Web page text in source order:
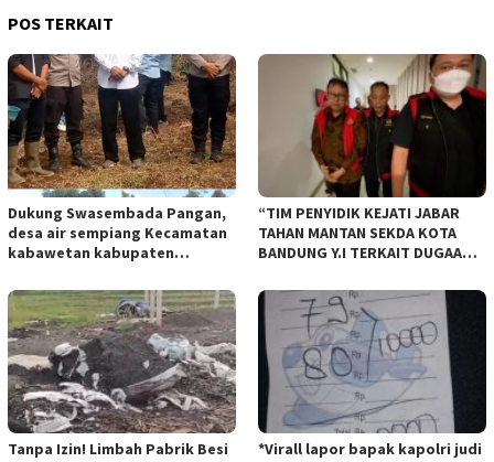
POS TERKAIT
Dukung Swasembada Pangan,
desa air sempiang Kecamatan
kabawetan kabupaten
28 mei 2025
“TIM PENYIDIK KEJATI JABAR
TAHAN MANTAN SEKDA KOTA
BANDUNG Y.I TERKAIT DUGAAN
BANDUNG”.
Tanpa Izin! Limbah Pabrik Besi
*Virall lapor bapak kapolri judi